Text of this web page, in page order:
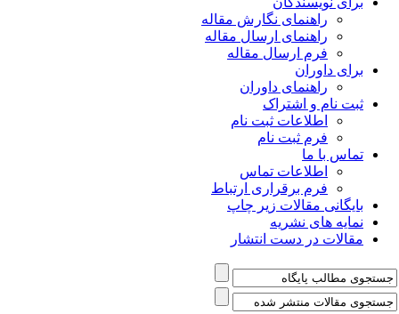
راهنمای نگارش مقاله
راهنمای ارسال مقاله
فرم ارسال مقاله
برای داوران
راهنمای داوران
ثبت نام و اشتراک
اطلاعات ثبت نام
فرم ثبت نام
تماس با ما
اطلاعات تماس
فرم برقراری ارتباط
بایگانی مقالات زیر چاپ
نمایه های نشریه
مقالات در دست انتشار